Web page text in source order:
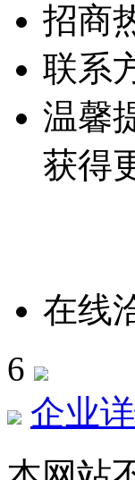
招商
联系
温馨
获得
在线
6
企业